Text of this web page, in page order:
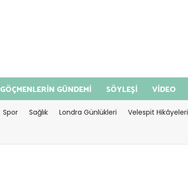
GÖÇMENLERİN GÜNDEMİ SÖYLEŞİ VİDEO
Spor Sağlık Londra Günlükleri Velespit Hikâyeleri